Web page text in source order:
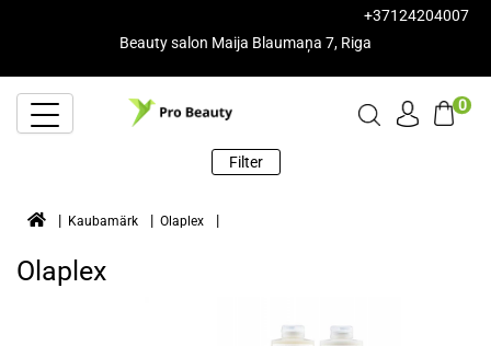
+37124204007
Beauty salon Maija Blaumaņa 7, Riga
0
Filter
Kaubamärk Olaplex
Olaplex